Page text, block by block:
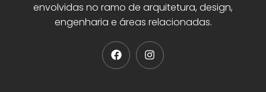
envolvidas no ramo de arquitetura, design,
engenharia e áreas relacionadas.